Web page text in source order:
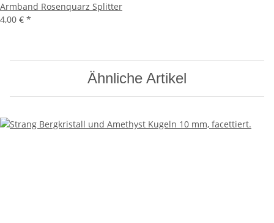
Armband Rosenquarz Splitter
4,00 € *
Ähnliche Artikel